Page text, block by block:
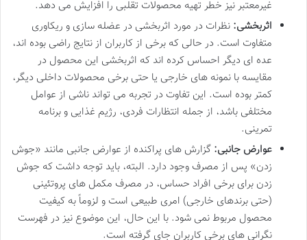
غیرمعتبر نیز خطر تهیه محصولات تقلبی را افزایش می دهد.
اثربخشی: نظرات در مورد اثربخشی در عضله سازی و ریکاوری
متفاوت است. در حالی که برخی از کاربران از نتایج راضی بوده اند،
عده ای دیگر احساس کرده اند که اثربخشی این محصول در
مقایسه با نمونه های خارجی یا حتی برخی محصولات داخلی دیگر،
کمتر بوده است. این تفاوت در تجربه می تواند ناشی از عوامل
مختلفی باشد، از جمله انتظارات فردی، رژیم غذایی و برنامه
تمرینی.
عوارض جانبی: گزارش های پراکنده از عوارض جانبی مانند «جوش
زدن» پس از مصرف وجود دارد. البته، باید توجه داشت که جوش
زدن برای برخی افراد حساس، در مصرف مکمل های پروتئینی
(حتی برندهای خارجی) امری طبیعی است و لزوماً به کیفیت
محصول مربوط نمی شود. با این حال، این موضوع نیز در فهرست
نگرانی های برخی کاربران جای گرفته است.